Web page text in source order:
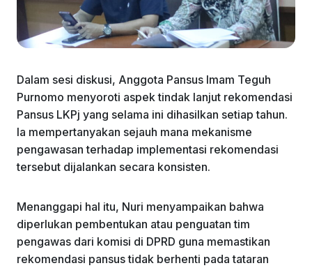
Dalam sesi diskusi, Anggota Pansus Imam Teguh
Purnomo menyoroti aspek tindak lanjut rekomendasi
Pansus LKPj yang selama ini dihasilkan setiap tahun.
Ia mempertanyakan sejauh mana mekanisme
pengawasan terhadap implementasi rekomendasi
tersebut dijalankan secara konsisten.
Menanggapi hal itu, Nuri menyampaikan bahwa
diperlukan pembentukan atau penguatan tim
pengawas dari komisi di DPRD guna memastikan
rekomendasi pansus tidak berhenti pada tataran